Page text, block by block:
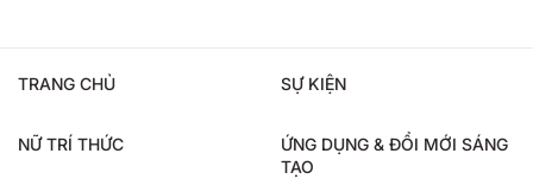
TRANG CHỦ SỰ KIỆN
NỮ TRÍ THỨC
ỨNG DỤNG & ĐỔI MỚI SÁNG
TẠO